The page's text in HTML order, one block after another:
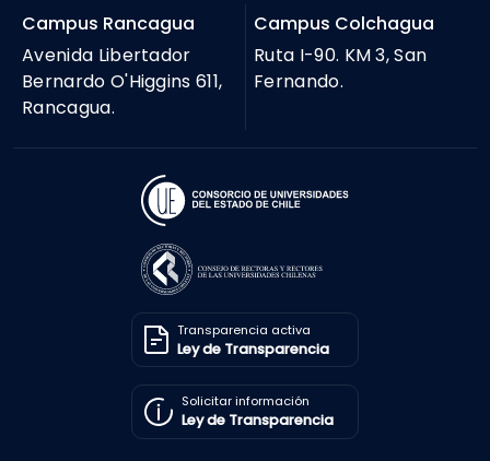
Campus Rancagua
Avenida Libertador
Bernardo O'Higgins 611,
Rancagua.
Campus Colchagua
Ruta I-90. KM 3, San
Fernando.
Transparencia activa
Ley de Transparencia
Solicitar información
Ley de Transparencia